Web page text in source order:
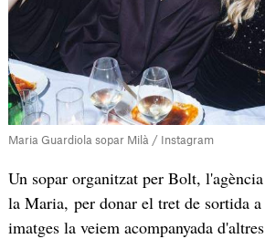
Maria Guardiola sopar Milà / Instagram
Un sopar organitzat per Bolt,
la Maria, per donar el tret de sortida
imatges la veiem acompanyada